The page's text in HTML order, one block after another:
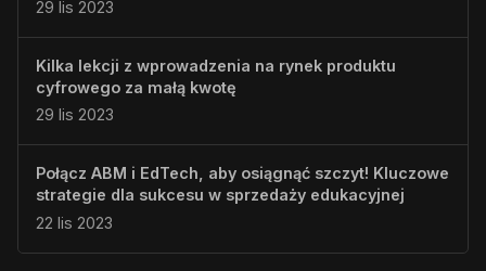
29 lis 2023
Kilka lekcji z wprowadzenia na rynek produktu
cyfrowego za małą kwotę
29 lis 2023
Połącz ABM i EdTech, aby osiągnąć szczyt! Kluczowe
strategie dla sukcesu w sprzedaży edukacyjnej
22 lis 2023